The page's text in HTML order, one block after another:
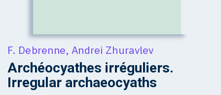
F. Debrenne, Andrei Zhuravlev
Archéocyathes irréguliers.
Irregular archaeocyaths